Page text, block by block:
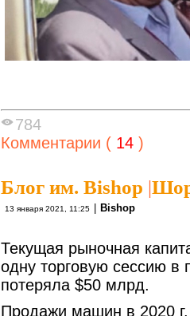
784
Комментарии ( 14 )
Блог им. Bishop |
13 января 2021, 11:25 Bishop
Текущая рыночная
одну торговую сессию в
потеряла $50 млрд.
Продажи машин в 2020